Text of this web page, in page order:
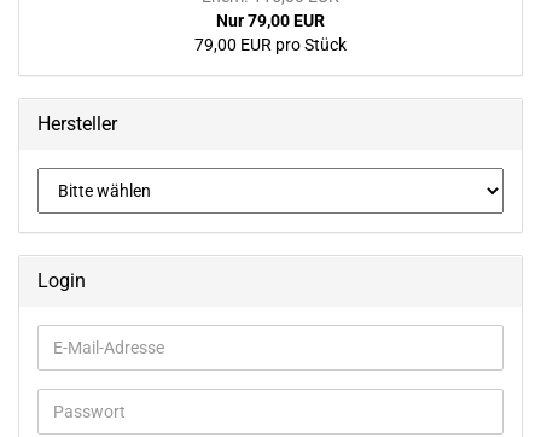
Nur 79,00 EUR
79,00 EUR pro Stück
Hersteller
Login
E-
Mail-
Adresse
Passwort